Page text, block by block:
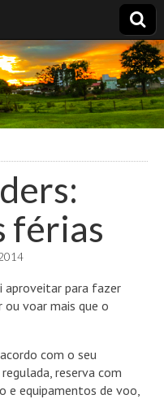
férias
aproveitar para fazer
voar mais que o
com o seu
reserva com
e equipamentos de voo,